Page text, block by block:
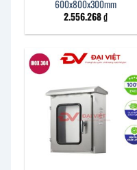
600x800x300mm
2.556.268₫